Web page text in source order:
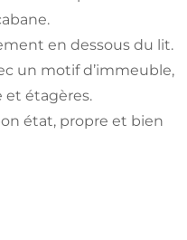
en dessous du lit.
un motif d’immeuble,
et étagères.
état, propre et bien